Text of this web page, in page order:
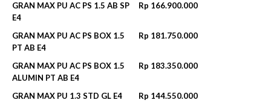
GRAN MAX PU AC PS 1.5 AB SP
E4
Rp 166.900.000
GRAN MAX PU AC PS BOX 1.5
PT AB E4
Rp 181.750.000
GRAN MAX PU AC PS BOX 1.5
ALUMIN PT AB E4
Rp 183.350.000
GRAN MAX PU 1.3 STD GL E4
Rp 144.550.000